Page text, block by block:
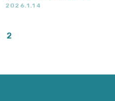
2026.1.14
2